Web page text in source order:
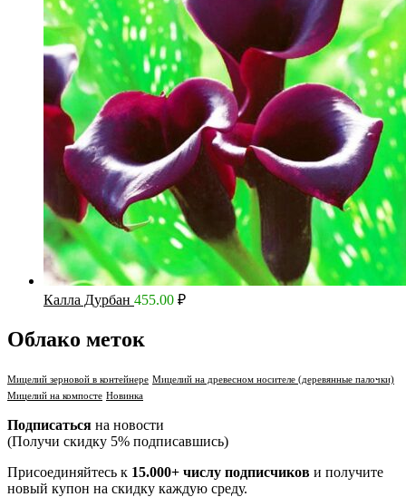
Калла Дурбан 455.00 ₽
Облако меток
Мицелий зерновой в контейнере Мицелий на древесном носителе (деревянные палочки)
Мицелий на компосте Новинка
Подписаться на новости
(Получи скидку 5% подписавшись)
Присоединяйтесь к 15.000+ числу подписчиков и получите
новый купон на скидку каждую среду.